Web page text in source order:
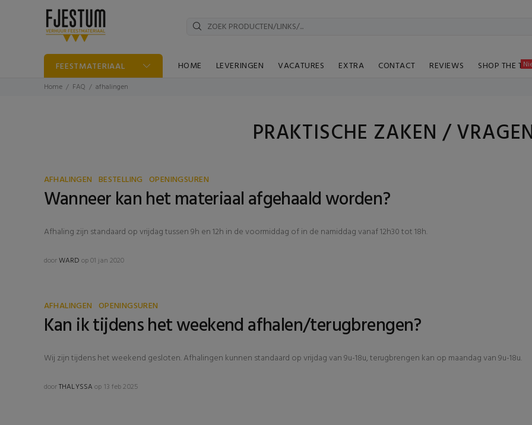
FEESTMATERIAAL HOME LEVERINGEN VACATURES EXTRA CONTACT REVIEWS SHOP THE
Home FAQ afhalingen
PRAKTISCHE ZAKEN /
AFHALINGEN BESTELLING OPENINGSUREN
Wanneer kan het materiaal afgehaald worden?
Afhaling zijn standaard op vrijdag tussen 9h en 12h in de voormiddag of in de namiddag vanaf 12h30 tot 18h.
doorWARD op 01 jan 2020
AFHALINGEN OPENINGSUREN
Kan ik tijdens het weekend afhalen/terugbrengen?
Wij zijn tijdens het weekend gesloten. Afhalingen kunnen standaard op vrijdag van 9u-18u, terugbrengen kan op maandag van 9u-18u.
doorTHALYSSA op 13 feb 2025